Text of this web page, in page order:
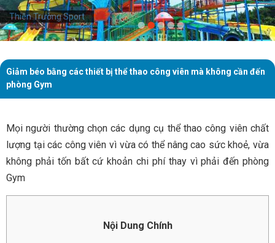
Thiên Trường Sport
Giảm béo bằng các thiết bị thể thao công viên mà không cần đến
phòng Gym
Mọi người thường chọn các dụng cụ thể thao công viên chất
lượng tại các công viên vì vừa có thể nâng cao sức khoẻ, vừa
không phải tốn bất cứ khoản chi phí thay vì phải đến phòng
Gym
Nội Dung Chính